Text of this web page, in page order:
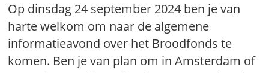
Op dinsdag 24 september 2024 ben je van
harte welkom om naar de algemene
informatieavond over het Broodfonds te
komen. Ben je van plan om in Amsterdam of